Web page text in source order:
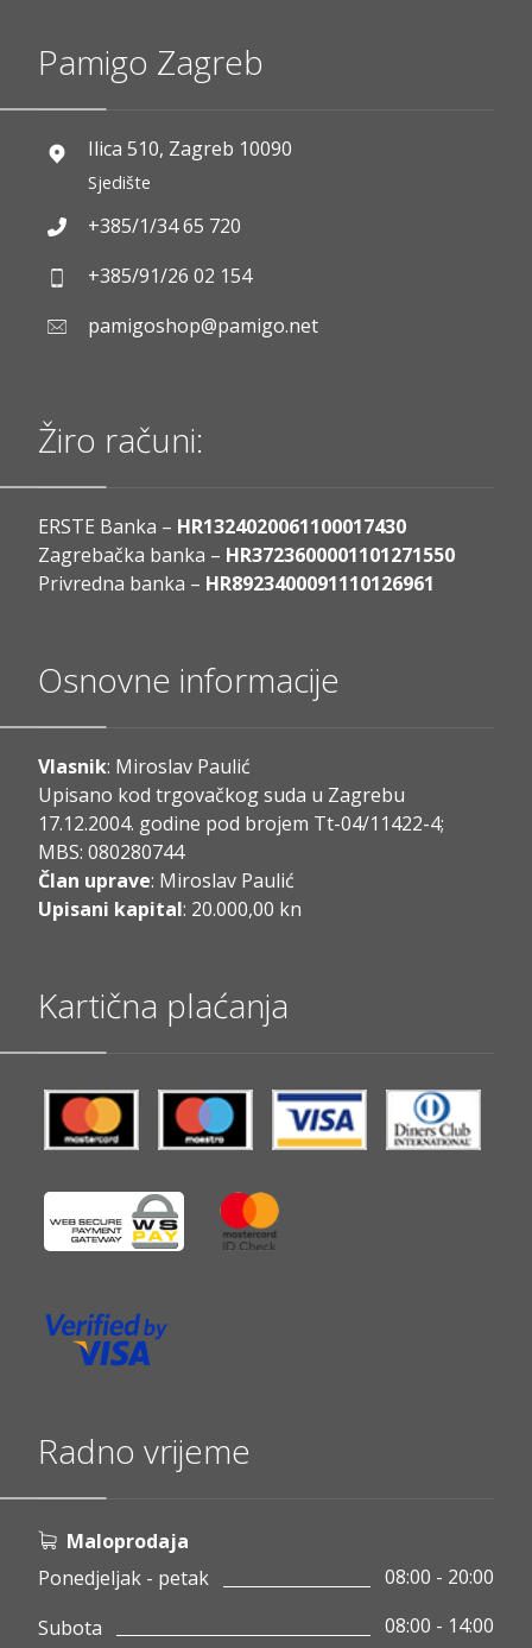
Pamigo Zagreb
Ilica 510, Zagreb 10090
Sjedište
+385/1/34 65 720
+385/91/26 02 154
pamigoshop@pamigo.net
Žiro računi:
ERSTE Banka – HR1324020061100017430
Zagrebačka banka – HR3723600001101271550
Privredna banka – HR8923400091110126961
Osnovne informacije
Vlasnik: Miroslav Paulić
Upisano kod trgovačkog suda u Zagrebu
17.12.2004. godine pod brojem Tt-04/11422-4;
MBS: 080280744
Član uprave: Miroslav Paulić
Upisani kapital: 20.000,00 kn
Kartična plaćanja
Radno vrijeme
Maloprodaja
Ponedjeljak - petak
08:00 - 20:00
Subota
08:00 - 14:00